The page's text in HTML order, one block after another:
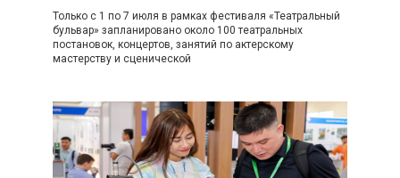
Только с 1 по 7 июля в рамках фестиваля «Театральный
бульвар» запланировано около 100 театральных
постановок, концертов, занятий по актерскому
мастерству и сценической